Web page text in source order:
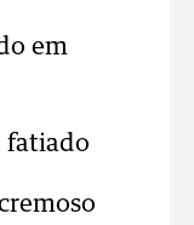
em
fatiado